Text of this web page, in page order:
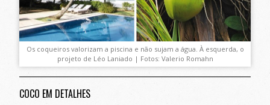
Os coqueiros valorizam a piscina e não sujam a água. À esquerda, o
projeto de Léo Laniado | Fotos: Valerio Romahn
COCO EM DETALHES